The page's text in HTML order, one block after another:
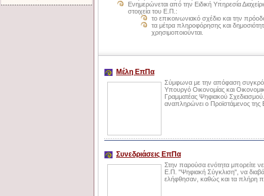
Ενημερώνεται από την Ειδική Υπηρεσία
στοιχεία του Ε.Π.:
το επικοινωνιακό σχέδιο και την
τα μέτρα πληροφόρησης και
χρησιμοποιούνται.
Μέλη ΕπΠα
Σύμφωνα με την απόφαση
Υπουργό Οικονομίας και
Γραμματέας Ψηφιακού
αναπληρώνει ο Προϊστάμενος της
Συνεδριάσεις ΕπΠα
Στην παρούσα ενότητα μπορείτε
Ε.Π. "Ψηφιακή Σύγκλιση", να
ελήφθησαν, καθώς και τα πλήρη